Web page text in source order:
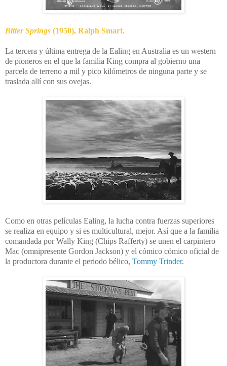
Bitter Springs (1950), Ralph Smart.
La tercera y última entrega de la Ealing en Australia es un western
de pioneros en el que la familia King compra al gobierno una
parcela de terreno a mil y pico kilómetros de ninguna parte y se
traslada allí con sus ovejas.
Como en otras películas Ealing, la lucha contra fuerzas superiores
se realiza en equipo y si es multicultural, mejor. Así que a la familia
comandada por Wally King (Chips Rafferty) se unen el carpintero
Mac (omnipresente Gordon Jackson) y el cómico cómico oficial de
la productora durante el periodo bélico, Tommy Trinder.